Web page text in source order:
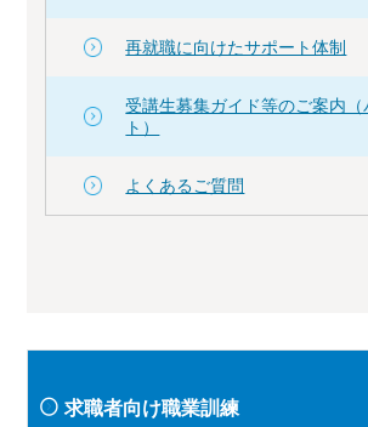
再就職に向けたサポート体制
受講生募集ガイド等のご案内（
ト）
よくあるご質問
求職者向け職業訓練